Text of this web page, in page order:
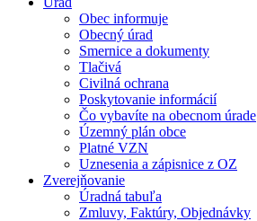
Obec informuje
Obecný úrad
Smernice a dokumenty
Tlačivá
Civilná ochrana
Poskytovanie informácií
Čo vybavíte na obecnom úrade
Územný plán obce
Platné VZN
Uznesenia a zápisnice z OZ
Zverejňovanie
Úradná tabuľa
Zmluvy, Faktúry, Objednávky